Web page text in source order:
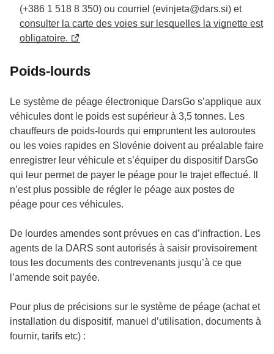
(+386 1 518 8 350) ou courriel (evinjeta@dars.si) et
consulter la carte des voies sur lesquelles la vignette est
obligatoire.
Poids-lourds
Le système de péage électronique DarsGo s’applique aux
véhicules dont le poids est supérieur à 3,5 tonnes. Les
chauffeurs de poids-lourds qui empruntent les autoroutes
ou les voies rapides en Slovénie doivent au préalable faire
enregistrer leur véhicule et s’équiper du dispositif DarsGo
qui leur permet de payer le péage pour le trajet effectué. Il
n’est plus possible de régler le péage aux postes de
péage pour ces véhicules.
De lourdes amendes sont prévues en cas d’infraction. Les
agents de la DARS sont autorisés à saisir provisoirement
tous les documents des contrevenants jusqu’à ce que
l’amende soit payée.
Pour plus de précisions sur le système de péage (achat et
installation du dispositif, manuel d’utilisation, documents à
fournir, tarifs etc) :